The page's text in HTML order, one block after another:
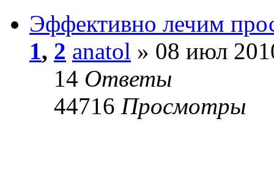
Эффективно лечим
1, 2 anatol » 08 июл
14 Ответы
44716 Просмотры